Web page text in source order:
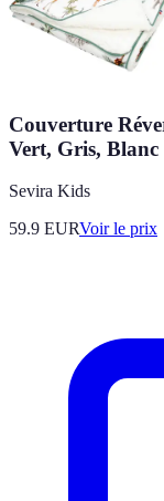
Couverture
Vert, Gris, Blanc
Sevira Kids
59.9 EURVoir le prix